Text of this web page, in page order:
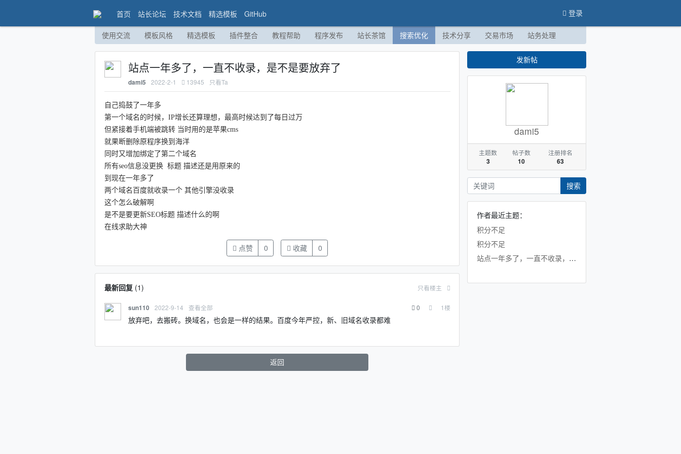
首页 站长论坛 技术文档 精选模板 GitHub 登录
使用交流 模板风格 精选模板 插件整合 教程帮助 程序发布 站长茶馆 搜索优化 技术分享 交易市场 站务处理
站点一年多了，一直不收录，是不是要放弃了
dami5 2022-2-1 13945 只看Ta
自己捣鼓了一年多
第一个域名的时候，IP增长还算理想，最高时候达到了每日过万
但紧接着手机端被跳转 当时用的是苹果cms
就果断删除原程序换到海洋
同时又增加绑定了第二个域名
所有seo信息没更换 标题 描述还是用原来的
到现在一年多了
两个域名百度就收录一个 其他引擎没收录
这个怎么破解啊
是不是要更新SEO标题 描述什么的啊
在线求助大神
点赞 0 收藏 0
最新回复(1) 只看楼主
sun110 2022-9-14 查看全部 0 1楼
放弃吧，去搬砖。换域名，也会是一样的结果。百度今年严控，新、旧域名收录都难
返回
发新帖
dami5
主题数
3
帖子数
10
注册排名
63
搜索
作者最近主题：
积分不足
积分不足
站点一年多了，一直不收录，是不是要放弃了